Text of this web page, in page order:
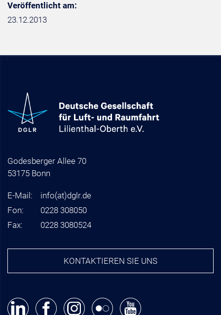
Veröffentlicht am:
23.12.2013
Godesberger Allee 70
53175 Bonn
E-Mail: info(at)dglr.de
Fon:
0228 308050
Fax:
0228 3080524
KONTAKTIEREN SIE UNS